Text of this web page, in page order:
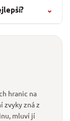
⌄
hranic na
zvyky zná z
mluví jí